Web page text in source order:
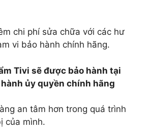
chi phí sửa chữa với các hư
vi bảo hành chính hãng.
Tivi sẽ được bảo hành tại
ủy quyền chính hãng
an tâm hơn trong quá trình
của mình.